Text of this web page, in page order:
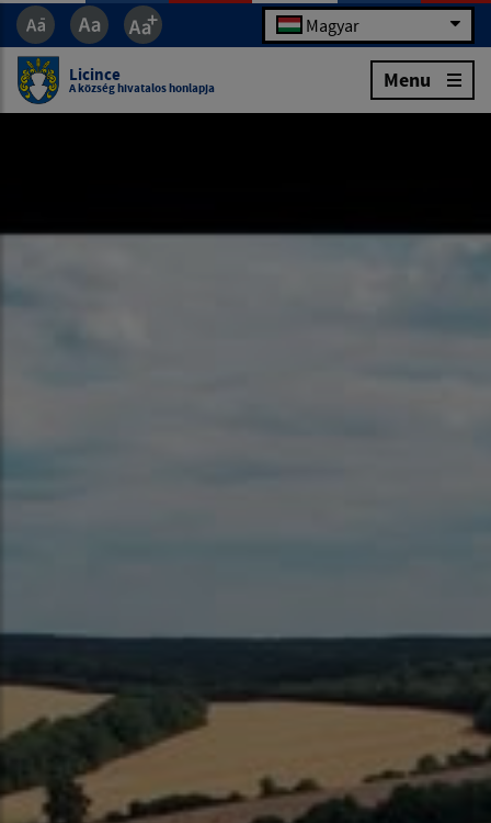
Magyar
Licince
A község hivatalos honlapja Menu